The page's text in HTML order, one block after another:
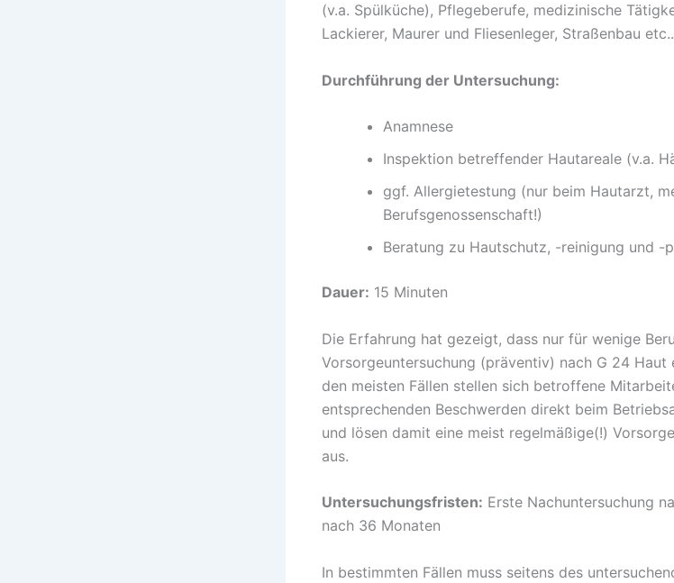
(v.a. Spülküche), Pflegeberufe, medizinische
Lackierer, Maurer und Fliesenleger, Straßenbau etc..
Durchführung der Untersuchung:
Anamnese
Inspektion betreffender Hautareale (v.a.
ggf. Allergietestung (nur beim Hautarzt,
Berufsgenossenschaft!)
Beratung zu Hautschutz, -reinigung und -
Dauer: 15 Minuten
Die Erfahrung hat gezeigt, dass nur für wenige
Vorsorgeuntersuchung (präventiv) nach G 24
den meisten Fällen stellen sich betroffene
entsprechenden Beschwerden direkt beim
und lösen damit eine meist regelmäßige(!)
aus.
Untersuchungsfristen: Erste Nachuntersuchung
nach 36 Monaten
In bestimmten Fällen muss seitens des